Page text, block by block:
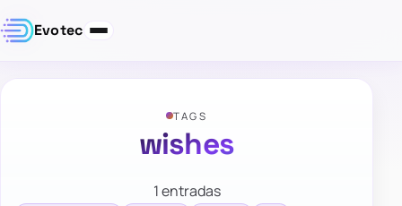
Evotec
TAGS
wishes
1 entradas